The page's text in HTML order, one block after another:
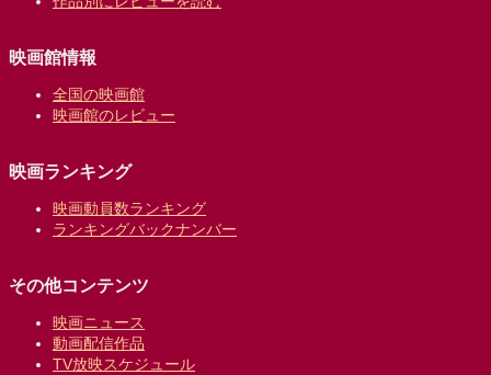
映画館情報
全国の映画館
映画館のレビュー
映画ランキング
映画動員数ランキング
ランキングバックナンバー
その他コンテンツ
映画ニュース
動画配信作品
TV放映スケジュール